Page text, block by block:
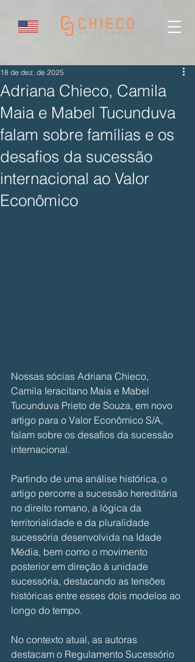
Adriana Chieco, Camila
Maia e Mabel Tucunduva
falam sobre famílias e os
desafios da sucessão
internacional ao Valor
Econômico
18 de dez. de 2025
Nossas sócias Adriana Chieco,
Camila Ieracitano Maia e Mabel
Tucunduva Prieto de Souza, em novo
artigo para o Valor Econômico S/A,
falam sobre os desafios da sucessão
internacional.
Partindo de uma análise histórica, o
artigo percorre a sucessão hereditária
no direito romano, a lógica da
territorialidade e da pluralidade
sucessória desenvolvida na Idade
Média, bem como o movimento
posterior em direção à unidade
sucessória, destacando as tensões
históricas entre esses dois modelos ao
longo do tempo.
No contexto atual, as autoras
destacam o Regulamento Sucessório